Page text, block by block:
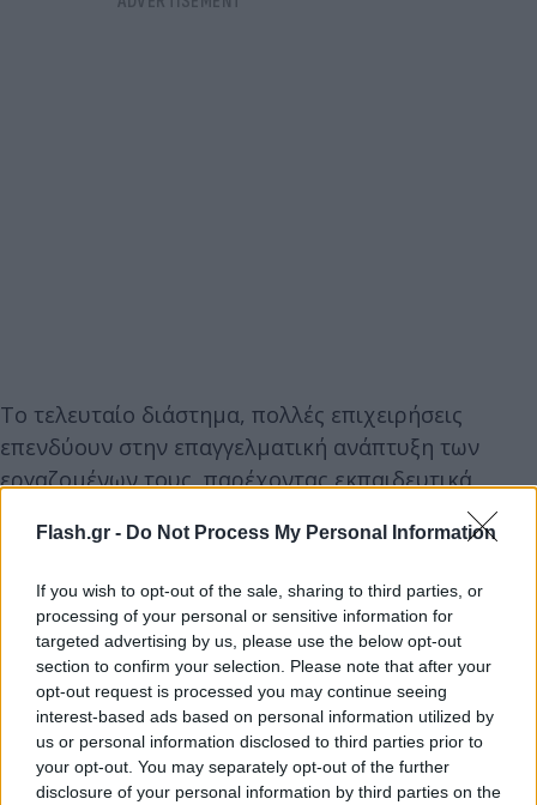
Flash.gr - Do Not Process My Personal Information
If you wish to opt-out of the sale, sharing to third parties, or
processing of your personal or sensitive information for
targeted advertising by us, please use the below opt-out
section to confirm your selection. Please note that after your
opt-out request is processed you may continue seeing
interest-based ads based on personal information utilized by
us or personal information disclosed to third parties prior to
your opt-out. You may separately opt-out of the further
disclosure of your personal information by third parties on the
Το τελευταίο διάστημα, πολλές επιχειρήσεις
επενδύουν στην επαγγελματική ανάπτυξη των
εργαζομένων τους, παρέχοντας εκπαιδευτικά
προγράμματα και ευκαιρίες κατάρτισης. Αυτές οι
πρωτοβουλίες ενθαρρύνουν την προσωπική και
συμβάλλουν στη δημιουργία εξειδικευμένων και
παραγωγικών ομάδων. Επίσης, πολλές εταιρείες
προσφέρουν ευέλικτες συνθήκες εργασίας, όπως
τηλεργασία ή ευέλικτο ωράριο, προκειμένου να
διευκολύνουν την ισορροπία μεταξύ
επαγγελματικής και προσωπικής ζωής.